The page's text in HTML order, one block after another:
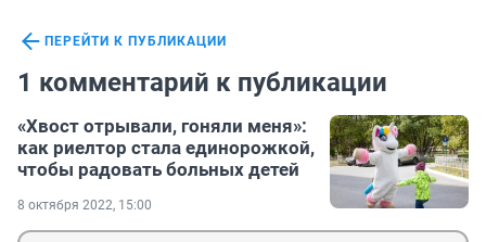
ПЕРЕЙТИ К ПУБЛИКАЦИИ
1 комментарий к публикации
«Хвост отрывали, гоняли меня»:
как риелтор стала единорожкой,
чтобы радовать больных детей
8 октября 2022, 15:00